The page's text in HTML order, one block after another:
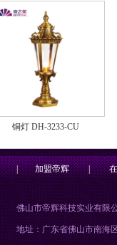
铜灯 DH-3233-CU
| 加盟帝辉 |
佛山市帝辉科技实业有限
地址：广东省佛山市南海